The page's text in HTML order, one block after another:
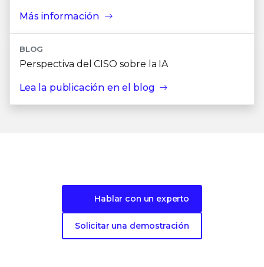
Más información
BLOG
Perspectiva del CISO sobre la IA
Lea la publicación en el blog
Hablar con un experto
Solicitar una demostración